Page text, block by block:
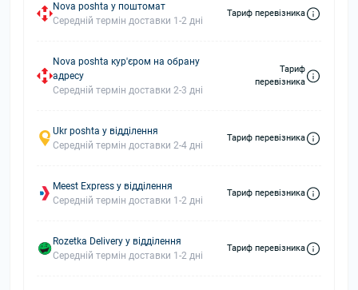
Nova poshta у поштомат
Середній термін доставки 1-2 дні
Тариф перевізника
Nova poshta кур'єром на обрану
адресу
Середній термін доставки 2-3 дні
Тариф
перевізника
Ukr poshta у відділення
Середній термін доставки 2-4 дні
Тариф перевізника
Meest Express у відділення
Середній термін доставки 1-2 дні
Тариф перевізника
Rozetka Delivery у відділення
Середній термін доставки 1-2 дні
Тариф перевізника